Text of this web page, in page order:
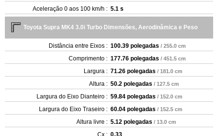
Aceleração 0 aos 100 km/h : 5.1 s
Toyota Supra MK4 3.0i Turbo Dimensões, Aerodinâmica e Peso
Distância entre Eixos : 100.39 polegadas / 255.0 cm
Comprimento : 177.76 polegadas / 451.5 cm
Largura : 71.26 polegadas / 181.0 cm
Altura : 50.2 polegadas / 127.5 cm
Largura do Eixo Dianteiro : 59.84 polegadas / 152.0 cm
Largura do Eixo Traseiro : 60.04 polegadas / 152.5 cm
Altura livre : 5.12 polegadas / 13.0 cm
Cx : 0.33